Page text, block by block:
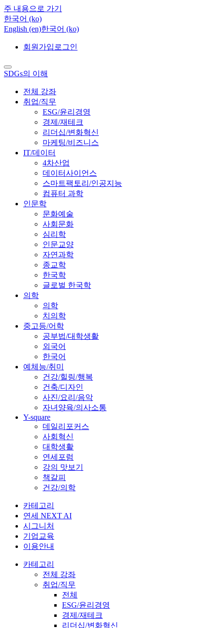
주 내용으로 가기
한국어 ‎(ko)‎
English ‎(en)‎한국어 ‎(ko)‎
회원가입 로그인
SDGs의 이해
전체 강좌
취업/직무
ESG/윤리경영
경제/재테크
리더십/변화혁신
마케팅/비즈니스
IT/데이터
4차산업
데이터사이언스
스마트팩토리/인공지능
컴퓨터 과학
인문학
문화예술
사회문화
심리학
인문교양
자연과학
종교학
한국학
글로벌 한국학
의학
의학
치의학
중고등/어학
공부법/대학생활
외국어
한국어
예체능/취미
건강/힐링/행복
건축/디자인
사진/요리/음악
자녀양육/의사소통
Y-square
데일리포커스
사회혁신
대학생활
연세포럼
강의 맛보기
책갈피
건강/의학
카테고리
연세 NEXT AI
시그니처
기업교육
이용안내
카테고리
전체 강좌
취업/직무
전체
ESG/윤리경영
경제/재테크
리더십/변화혁신